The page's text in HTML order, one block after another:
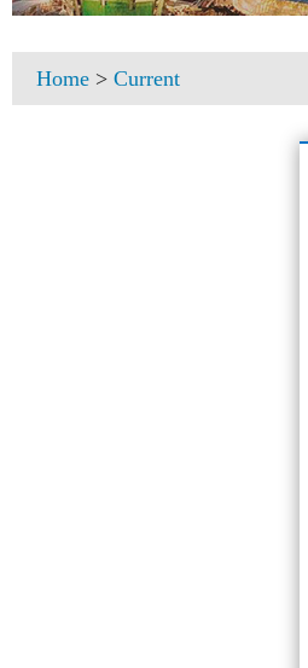
Home > Current